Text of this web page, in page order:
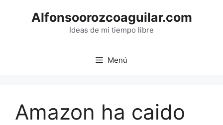
Alfonsoorozcoaguilar.com
Ideas de mi tiempo libre
Menú
Amazon ha caido